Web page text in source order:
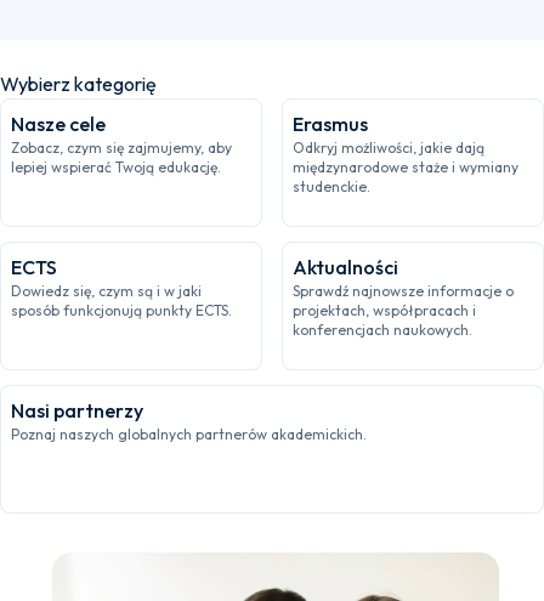
Wybierz kategorię
Nasze cele
Zobacz, czym się zajmujemy, aby
lepiej wspierać Twoją edukację.
Erasmus
Odkryj możliwości, jakie dają
międzynarodowe staże i wymiany
studenckie.
ECTS
Dowiedz się, czym są i w jaki
sposób funkcjonują punkty ECTS.
Aktualności
Sprawdź najnowsze informacje o
projektach, współpracach i
konferencjach naukowych.
Nasi partnerzy
Poznaj naszych globalnych partnerów akademickich.